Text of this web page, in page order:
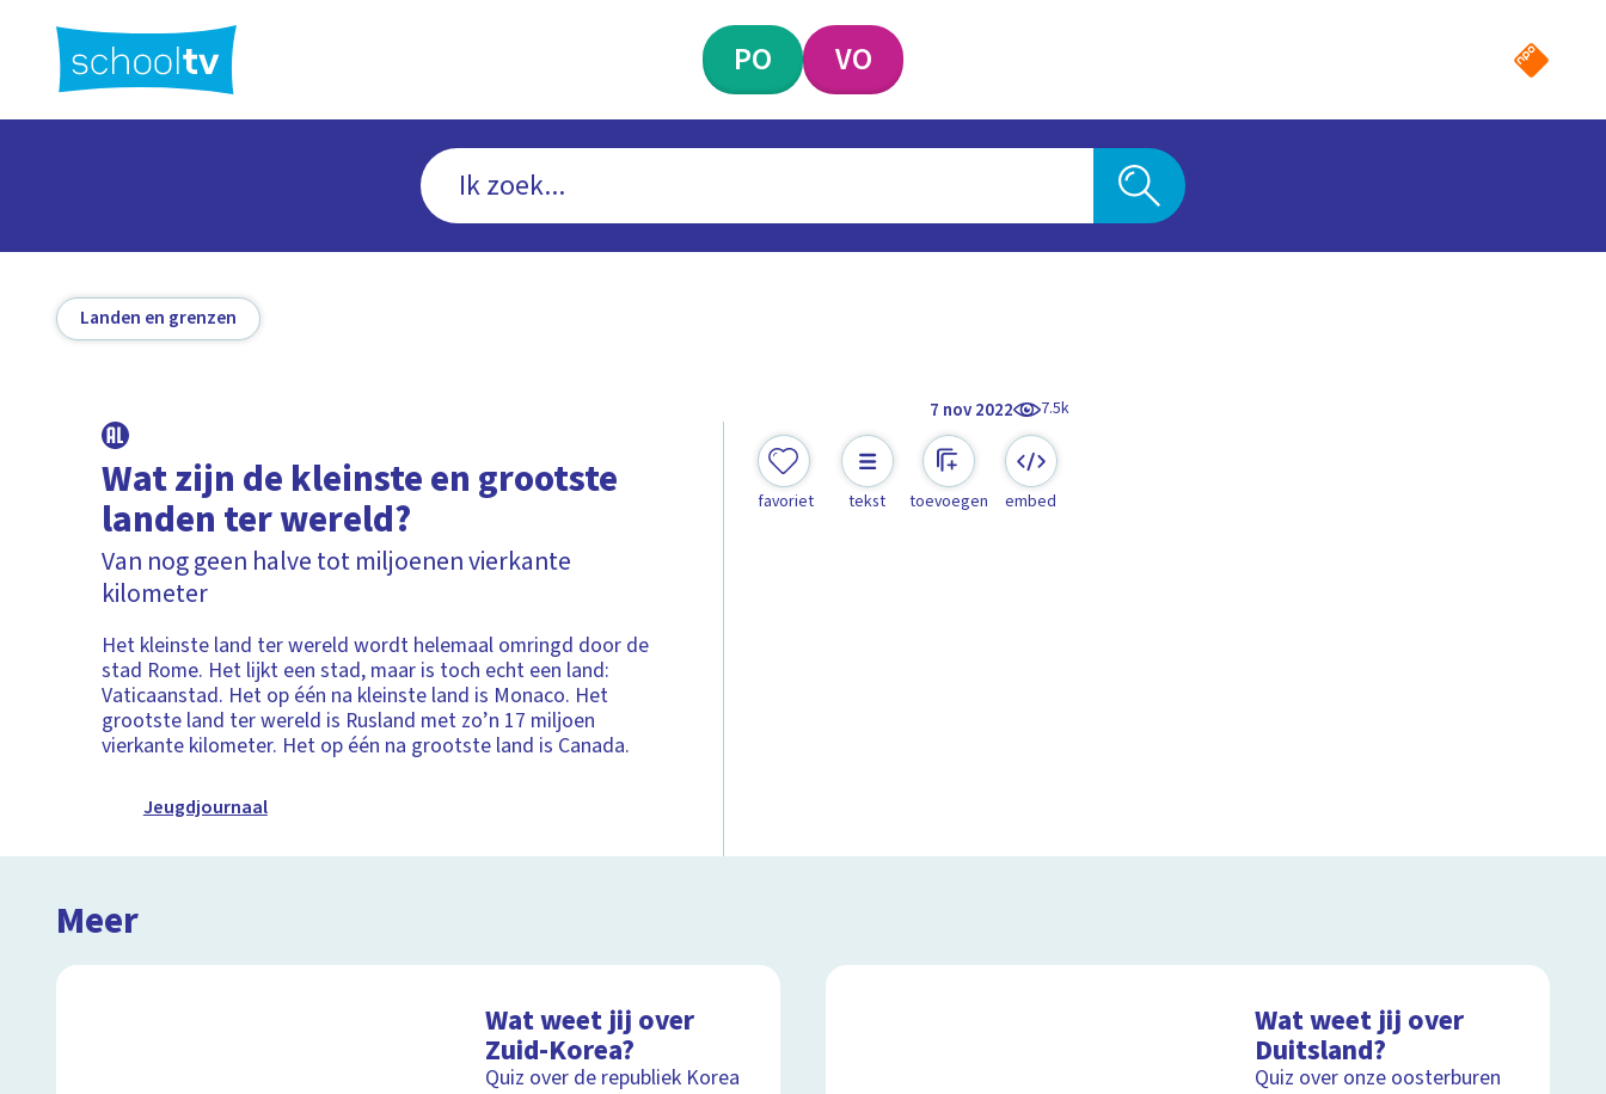
hoofdinhoud
PO VO
Landen en grenzen
7 nov 2022 7.5k
Wat zijn de kleinste en grootste
landen ter wereld?
Van nog geen halve tot miljoenen vierkante
kilometer
Het kleinste land ter wereld wordt helemaal omringd door de
stad Rome. Het lijkt een stad, maar is toch echt een land:
Vaticaanstad. Het op één na kleinste land is Monaco. Het
grootste land ter wereld is Rusland met zo’n 17 miljoen
vierkante kilometer. Het op één na grootste land is Canada.
Jeugdjournaal
favoriet tekst toevoegen embed
Meer
Wat weet jij over
Zuid-Korea?
Quiz over de republiek Korea
Wat weet jij over
Duitsland?
Quiz over onze oosterburen